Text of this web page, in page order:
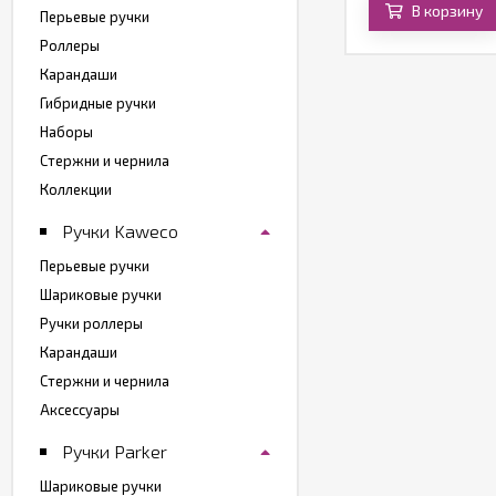
В корзину В корзину
Перьевые ручки
Роллеры
Карандаши
Гибридные ручки
Наборы
Стержни и чернила
Коллекции
Ручки Kaweco
Перьевые ручки
Шариковые ручки
Ручки роллеры
Карандаши
Стержни и чернила
Аксессуары
Ручки Parker
Шариковые ручки